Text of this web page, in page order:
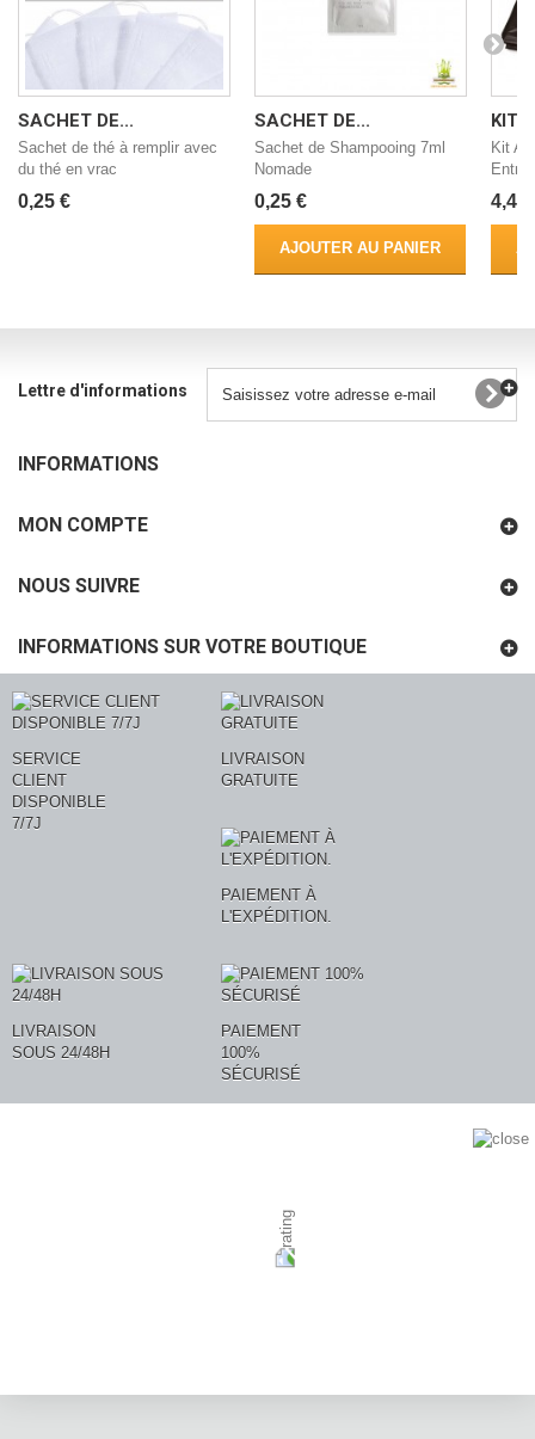
SACHET DE...
Sachet de thé à remplir avec
du thé en vrac
0,25 €
SACHET DE...
Sachet de Shampooing 7ml
Nomade
0,25 €
AJOUTER AU PANIER
KIT
Kit
4,49
Lettre d'informations
INFORMATIONS
MON COMPTE
NOUS SUIVRE
INFORMATIONS SUR VOTRE BOUTIQUE
SERVICE
CLIENT
DISPONIBLE
7/7J
LIVRAISON
GRATUITE
PAIEMENT À
L'EXPÉDITION.
LIVRAISON
SOUS 24/48H
PAIEMENT
100%
SÉCURISÉ